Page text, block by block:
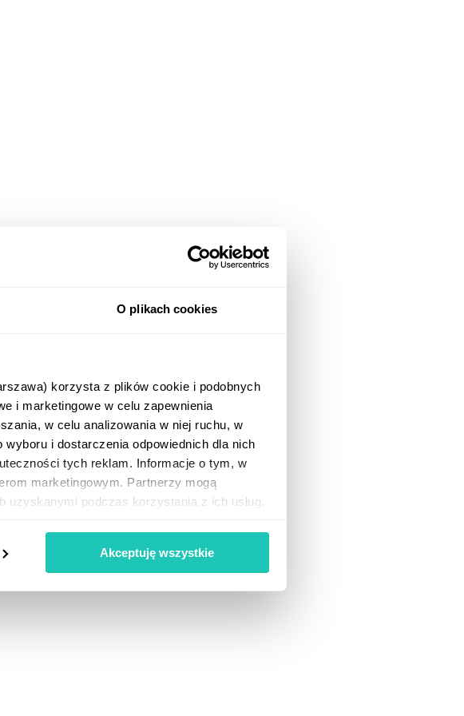
O plikach cookies
korzysta z plików cookie i podobnych
i marketingowe w celu zapewnienia
w celu analizowania w niej ruchu, w
i dostarczenia odpowiednich dla nich
tych reklam. Informacje o tym, w
marketingowym. Partnerzy mogą
podczas korzystania z ich usług.
wycofać, zmieniając ustawienia
Akceptuję wszystkie